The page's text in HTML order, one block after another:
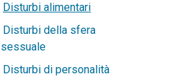
Disturbi alimentari
Disturbi della sfera
sessuale
Disturbi di personalità